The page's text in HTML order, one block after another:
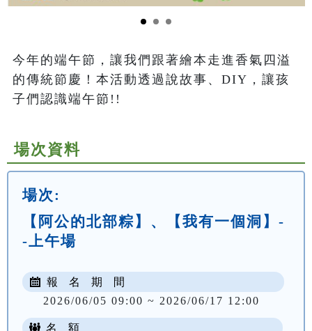
今年的端午節，讓我們跟著繪本走進香氣四溢
的傳統節慶！本活動透過說故事、DIY，讓孩
子們認識端午節!!
場次資料
場次:
【阿公的北部粽】、【我有一個洞】-
-上午場
報 名 期 間
2026/06/05 09:00 ~ 2026/06/17 12:00
名 額